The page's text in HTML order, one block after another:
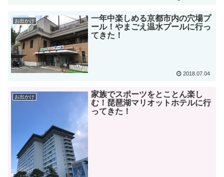
お出かけ
一年中楽しめる京都市内の穴場プ
ール！やまごえ温水プールに行っ
てきた！
2018.07.04
お出かけ
家族でスポーツをとことん楽し
む！琵琶湖マリオットホテルに行
ってきた！